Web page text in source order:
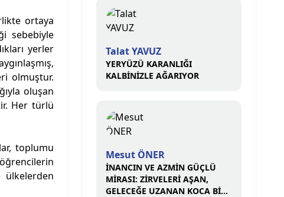
ortaya
sebebiyle
yerler
olmuştur.
oluşan
Her türlü
toplumu
ülkelerden
Talat YAVUZ
YERYÜZÜ KARANLIĞI
KALBİNİZLE AĞARIYOR
Mesut ÖNER
İNANCIN VE AZMİN GÜÇLÜ
MİRASI: ZİRVELERİ AŞAN,
GELECEĞE UZANAN KOCA BİR